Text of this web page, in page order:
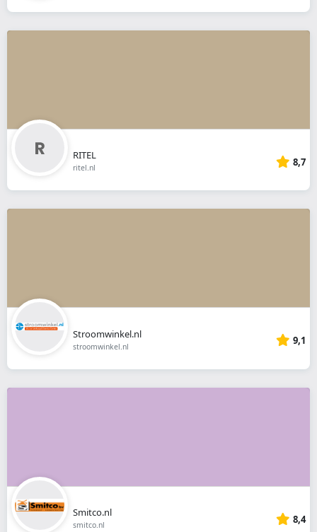
RITEL
ritel.nl 8,7
Stroomwinkel.nl
stroomwinkel.nl 9,1
Smitco.nl
smitco.nl 8,4